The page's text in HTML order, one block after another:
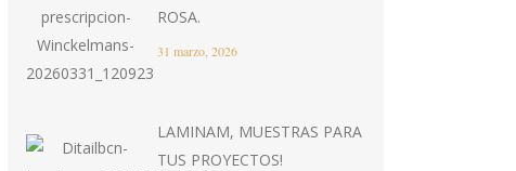
ROSA.
31 marzo, 2026
LAMINAM, MUESTRAS PARA
TUS PROYECTOS!